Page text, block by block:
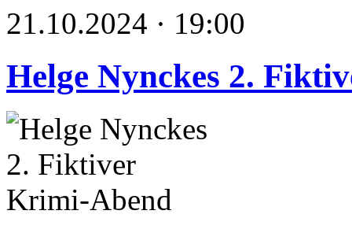
21.10.2024 · 19:00
Helge Nynckes 2.